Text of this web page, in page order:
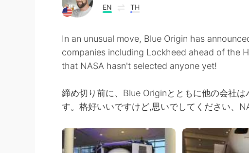
EN TH
In an unusual move, Blue Origin has
companies including Lockheed ahead of the
that NASA hasn't selected anyone yet!
締め切り前に、Blue Originとともに他の会社
す。格好いいですけど,思いでしてください、